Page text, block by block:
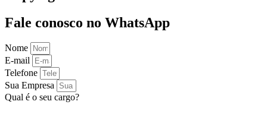
Fale conosco no WhatsApp
Nome
E-mail
Telefone
Sua Empresa
Qual é o seu cargo?